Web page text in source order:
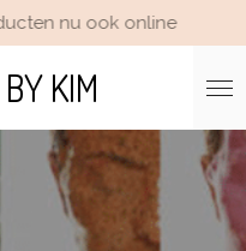
KIM
nu ook online